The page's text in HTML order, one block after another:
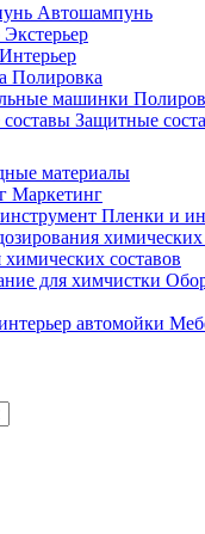
Автошампунь
Экстерьер
Интерьер
Полировка
Защитные
материалы
Маркетинг
Пленки и
химических составов